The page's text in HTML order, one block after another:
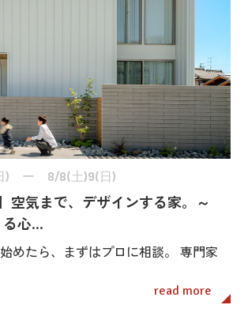
) ー 8/8(土)9(日)
空気まで、デザインする家。～
る心…
めたら、まずはプロに相談。 専門家
read more